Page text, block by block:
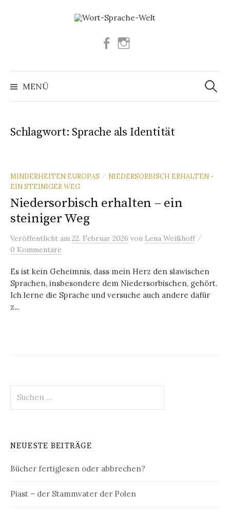
Facebook
MENÜ
Suchen
nach:
Schlagwort: Sprache als Identität
MINDERHEITEN EUROPAS / NIEDERSORBISCH ERHALTEN -
EIN STEINIGER WEG
Niedersorbisch erhalten – ein
steiniger Weg
Veröffentlicht am 22. Februar 2026 von Lena Weißhoff /
0 Kommentare
Es ist kein Geheimnis, dass mein Herz den slawischen
Sprachen, insbesondere dem Niedersorbischen, gehört.
Ich lerne die Sprache und versuche auch andere dafür
z...
nach:
NEUESTE BEITRÄGE
Bücher fertiglesen oder abbrechen?
Piast – der Stammvater der Polen